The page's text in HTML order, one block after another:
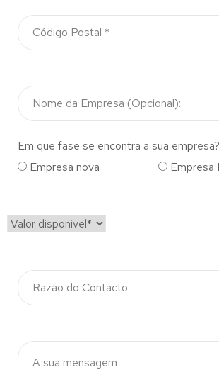
Em que fase se encontra a sua empresa?
Empresa nova
Empresa